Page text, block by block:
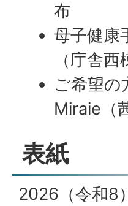
布
母子健康
（庁舎
ご希望
Miraie（
表紙
2026（令和8